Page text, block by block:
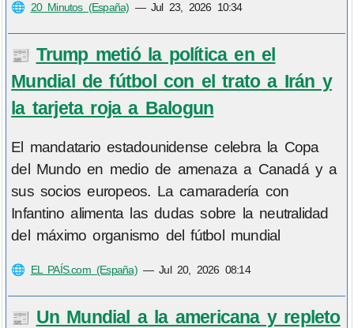
🌐 20 Minutos (España) —Jul 23, 2026 10:34
📰 Trump metió la política en el
Mundial de fútbol con el trato a Irán y
la tarjeta roja a Balogun
El mandatario estadounidense celebra la Copa
del Mundo en medio de amenaza a Canadá y a
sus socios europeos. La camaradería con
Infantino alimenta las dudas sobre la neutralidad
del máximo organismo del fútbol mundial
🌐 EL PAÍS.com (España)—Jul 20, 2026 08:14
📰 Un Mundial a la americana y repleto